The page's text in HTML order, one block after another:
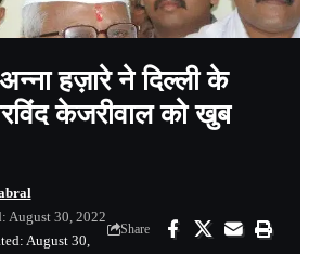
हज़ारे ने दिल्ली के
केजरीवाल को खुब
August 30,
August 30, 2022
Share